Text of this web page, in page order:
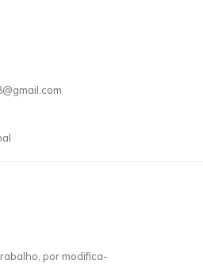
por modifica-